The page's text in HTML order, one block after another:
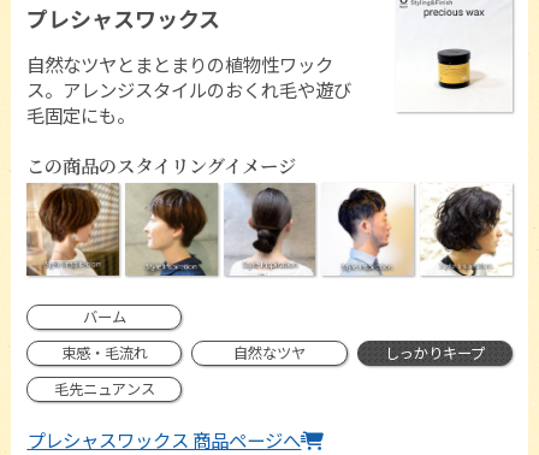
プレシャスワックス
自然なツヤとまとまりの植物性ワック
ス。アレンジスタイルのおくれ毛や遊び
毛固定にも。
この商品のスタイリングイメージ
バーム
束感・毛流れ
自然なツヤ
しっかりキープ
毛先ニュアンス
プレシャスワックス 商品ページへ